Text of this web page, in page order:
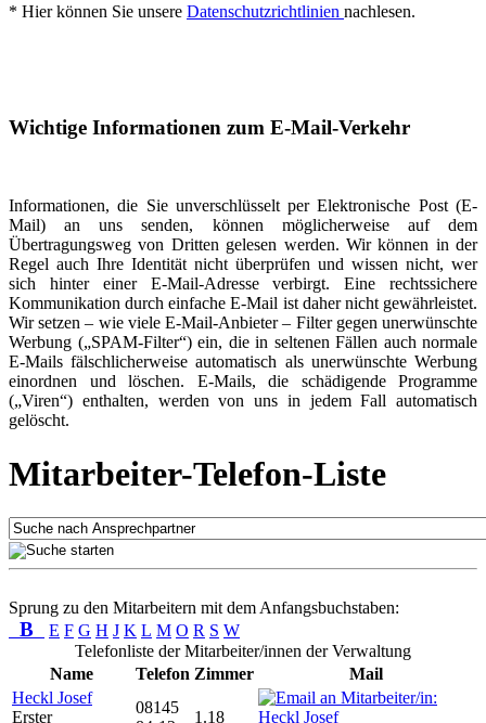
* Hier können Sie unsere Datenschutzrichtlinien nachlesen.
Wichtige Informationen zum E-Mail-Verkehr
Informationen, die Sie unverschlüsselt per Elektronische Post (E-
Mail) an uns senden, können möglicherweise auf dem
Übertragungsweg von Dritten gelesen werden. Wir können in der
Regel auch Ihre Identität nicht überprüfen und wissen nicht, wer
sich hinter einer E-Mail-Adresse verbirgt. Eine rechtssichere
Kommunikation durch einfache E-Mail ist daher nicht gewährleistet.
Wir setzen – wie viele E-Mail-Anbieter – Filter gegen unerwünschte
Werbung („SPAM-Filter“) ein, die in seltenen Fällen auch normale
E-Mails fälschlicherweise automatisch als unerwünschte Werbung
einordnen und löschen. E-Mails, die schädigende Programme
(„Viren“) enthalten, werden von uns in jedem Fall automatisch
gelöscht.
Mitarbeiter-Telefon-Liste
Sprung zu den Mitarbeitern mit dem Anfangsbuchstaben:
B E F G H J K L M O R S W
Telefonliste der Mitarbeiter/innen der Verwaltung
Name
Telefon Zimmer
Mail
Heckl Josef
Erster
08145
1.18